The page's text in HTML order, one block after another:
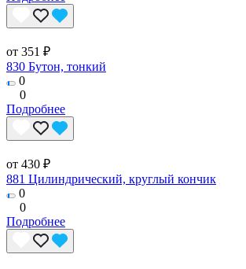
от 351 ₽
830 Бутон, тонкий
0
0
Подробнее
от 430 ₽
881 Цилиндрический, круглый кончик
0
0
Подробнее